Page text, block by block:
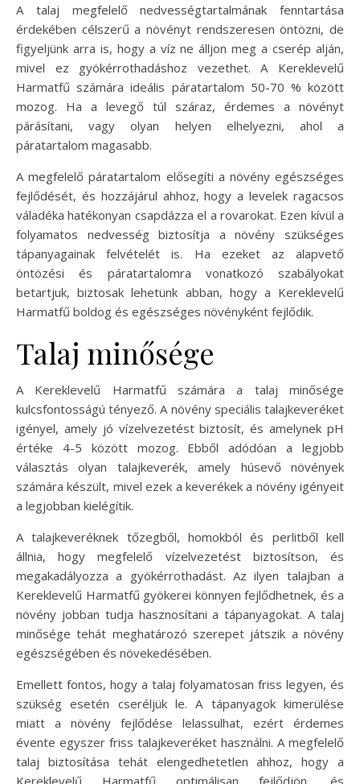
A talaj megfelelő nedvességtartalmának fenntartása
érdekében célszerű a növényt rendszeresen öntözni, de
figyeljünk arra is, hogy a víz ne álljon meg a cserép alján,
mivel ez gyökérrothadáshoz vezethet. A Kereklevelű
Harmatfű számára ideális páratartalom 50-70 % között
mozog. Ha a levegő túl száraz, érdemes a növényt
párásítani, vagy olyan helyen elhelyezni, ahol a
páratartalom magasabb.
A megfelelő páratartalom elősegíti a növény egészséges
fejlődését, és hozzájárul ahhoz, hogy a levelek ragacsos
váladéka hatékonyan csapdázza el a rovarokat. Ezen kívül a
folyamatos nedvesség biztosítja a növény szükséges
tápanyagainak felvételét is. Ha ezeket az alapvető
öntözési és páratartalomra vonatkozó szabályokat
betartjuk, biztosak lehetünk abban, hogy a Kereklevelű
Harmatfű boldog és egészséges növényként fejlődik.
Talaj minősége
A Kereklevelű Harmatfű számára a talaj minősége
kulcsfontosságú tényező. A növény speciális talajkeveréket
igényel, amely jó vízelvezetést biztosít, és amelynek pH
értéke 4-5 között mozog. Ebből adódóan a legjobb
választás olyan talajkeverék, amely húsevő növények
számára készült, mivel ezek a keverékek a növény igényeit
a legjobban kielégítik.
A talajkeveréknek tőzegből, homokból és perlitből kell
állnia, hogy megfelelő vízelvezetést biztosítson, és
megakadályozza a gyökérrothadást. Az ilyen talajban a
Kereklevelű Harmatfű gyökerei könnyen fejlődhetnek, és a
növény jobban tudja hasznosítani a tápanyagokat. A talaj
minősége tehát meghatározó szerepet játszik a növény
egészségében és növekedésében.
Emellett fontos, hogy a talaj folyamatosan friss legyen, és
szükség esetén cseréljük le. A tápanyagok kimerülése
miatt a növény fejlődése lelassulhat, ezért érdemes
évente egyszer friss talajkeveréket használni. A megfelelő
talaj biztosítása tehát elengedhetetlen ahhoz, hogy a
Kereklevelű Harmatfű optimálisan fejlődjön, és